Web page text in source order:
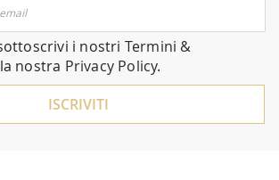
i nostri Termini &
nostra Privacy Policy.
ISCRIVITI